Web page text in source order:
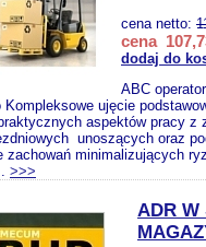
cena netto:
cena
dodaj do
ABC
Kompleksowe ujęcie
aspektów pracy z
unoszących oraz
zachowań minimalizujących
>>>
ADR W